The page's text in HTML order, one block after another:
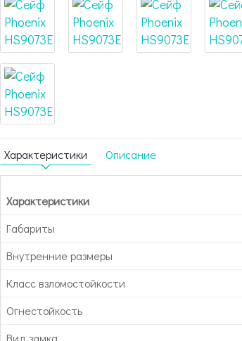
Характеристики Описание
Характеристики
Габариты
Внутренние размеры
Класс взломостойкости
Огнестойкость
Вид замка